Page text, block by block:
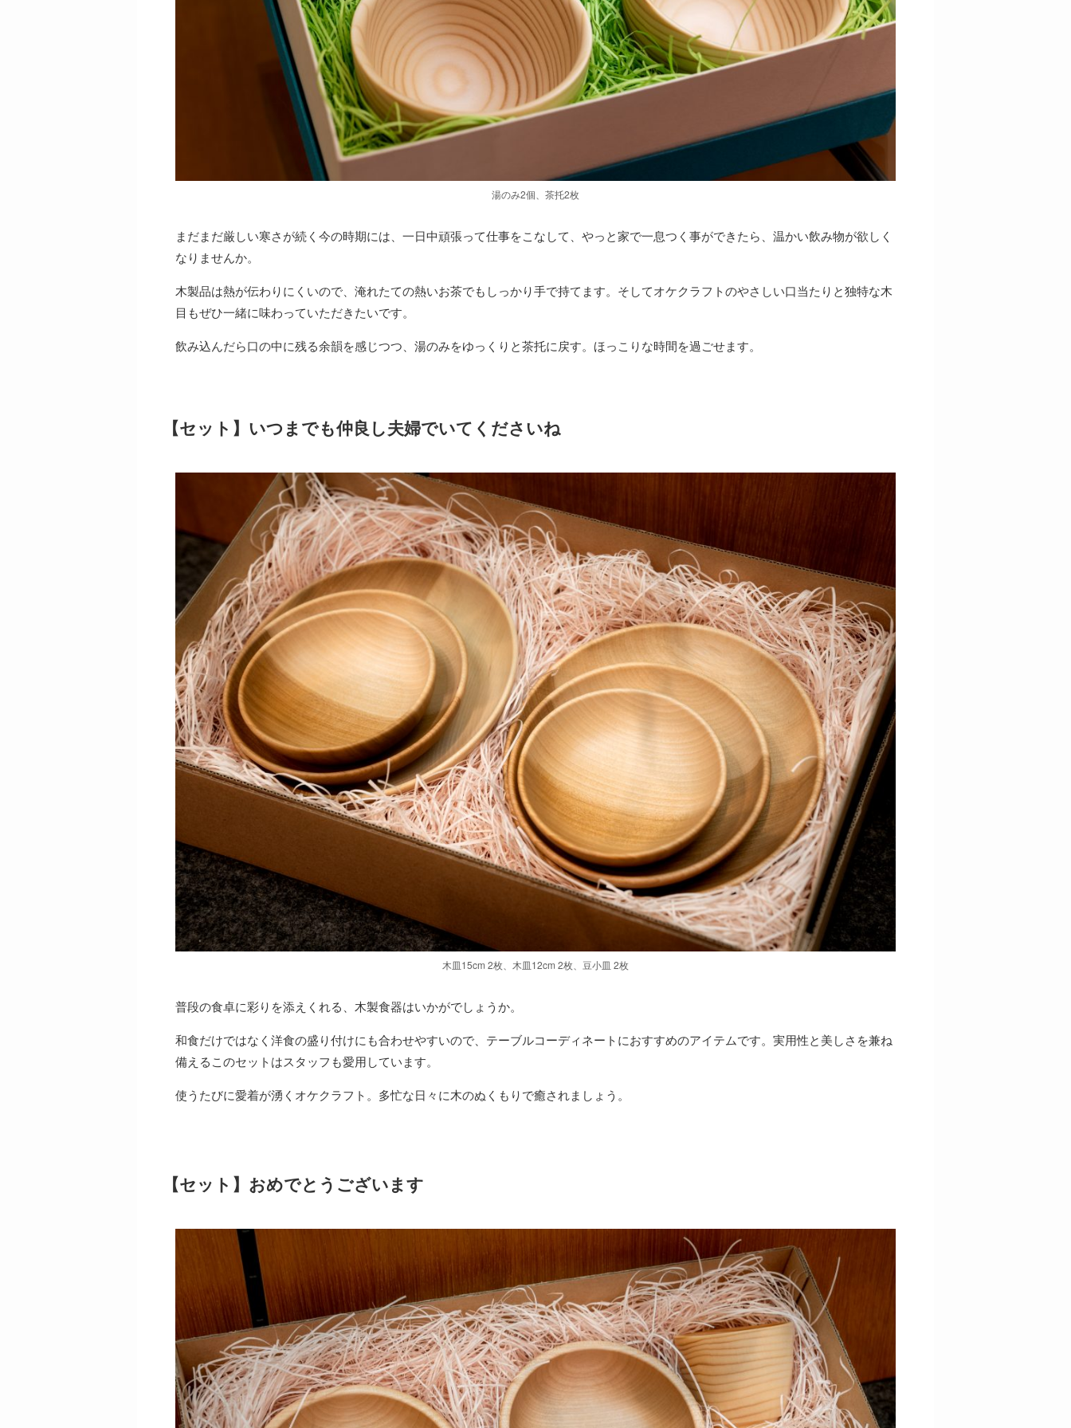
湯のみ2個、茶托2枚
まだまだ厳しい寒さが続く今の時期には、一日中頑張って仕事をこなして、やっと家で一息つく事ができたら、温かい飲み物が欲しく
なりませんか。
木製品は熱が伝わりにくいので、淹れたての熱いお茶でもしっかり手で持てます。そしてオケクラフトのやさしい口当たりと独特な木
目もぜひ一緒に味わっていただきたいです。
飲み込んだら口の中に残る余韻を感じつつ、湯のみをゆっくりと茶托に戻す。ほっこりな時間を過ごせます。
【セット】いつまでも仲良し夫婦でいてくださいね
木皿15cm 2枚、木皿12cm 2枚、豆小皿 2枚
普段の食卓に彩りを添えくれる、木製食器はいかがでしょうか。
和食だけではなく洋食の盛り付けにも合わせやすいので、テーブルコーディネートにおすすめのアイテムです。実用性と美しさを兼ね
備えるこのセットはスタッフも愛用しています。
使うたびに愛着が湧くオケクラフト。多忙な日々に木のぬくもりで癒されましょう。
【セット】おめでとうございます